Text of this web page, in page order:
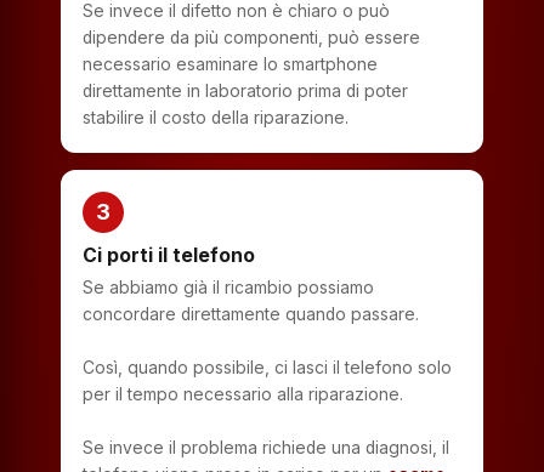
Se invece il difetto non è chiaro o può
dipendere da più componenti, può essere
necessario esaminare lo smartphone
direttamente in laboratorio prima di poter
stabilire il costo della riparazione.
3
Ci porti il telefono
Se abbiamo già il ricambio possiamo
concordare direttamente quando passare.
Così, quando possibile, ci lasci il telefono solo
per il tempo necessario alla riparazione.
Se invece il problema richiede una diagnosi, il